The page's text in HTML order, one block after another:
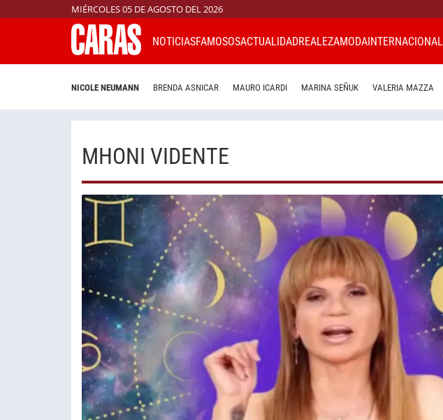
MIÉRCOLES 05 DE AGOSTO DEL 2026
NOTICIASFAMOSOSACTUALIDADREALEZAMODAINTERNACIONAL
NICOLE NEUMANN BRENDA ASNICAR MAURO ICARDI MARINA SEÑUK VALERIA MAZZA
MHONI VIDENTE